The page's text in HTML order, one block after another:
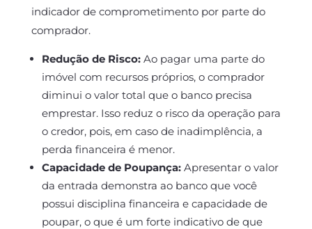
indicador de comprometimento por parte do
comprador.
Redução de Risco:Ao pagar uma parte do
imóvel com recursos próprios, o comprador
diminui o valor total que o banco precisa
emprestar. Isso reduz o risco da operação para
o credor, pois, em caso de inadimplência, a
perda financeira é menor.
Capacidade de Poupança:Apresentar o valor
da entrada demonstra ao banco que você
possui disciplina financeira e capacidade de
poupar, o que é um forte indicativo de que